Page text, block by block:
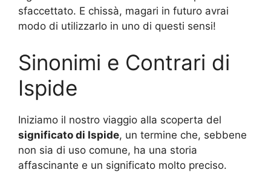
sfaccettato. E chissà, magari in futuro avrai
modo di utilizzarlo in uno di questi sensi!
Sinonimi e Contrari di
Ispide
Iniziamo il nostro viaggio alla scoperta del
significato di Ispide, un termine che, sebbene
non sia di uso comune, ha una storia
affascinante e un significato molto preciso.